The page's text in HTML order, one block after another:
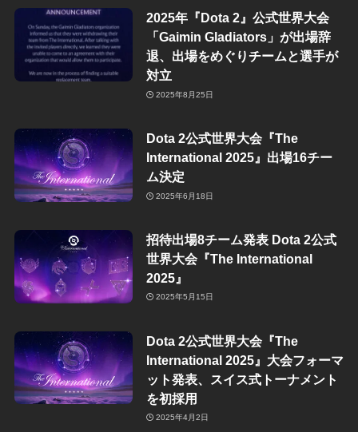
2025年『Dota 2』公式世界大会
「Gaimin Gladiators」が出場辞
退、出場をめぐりチームと選手が
対立
2025年8月25日
Dota 2公式世界大会『The
International 2025』出場16チー
ム決定
2025年6月18日
招待出場8チーム発表 Dota 2公式
世界大会『The International
2025』
2025年5月15日
Dota 2公式世界大会『The
International 2025』大会フォーマ
ット発表、スイス式トーナメント
を初採用
2025年4月2日